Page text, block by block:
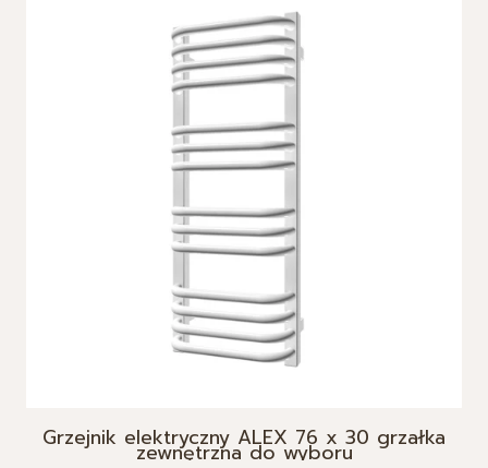
Grzejnik elektryczny ALEX 76 x 30 grzałka
zewnętrzna do wyboru